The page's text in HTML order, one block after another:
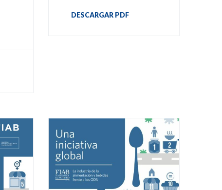
DESCARGAR PDF